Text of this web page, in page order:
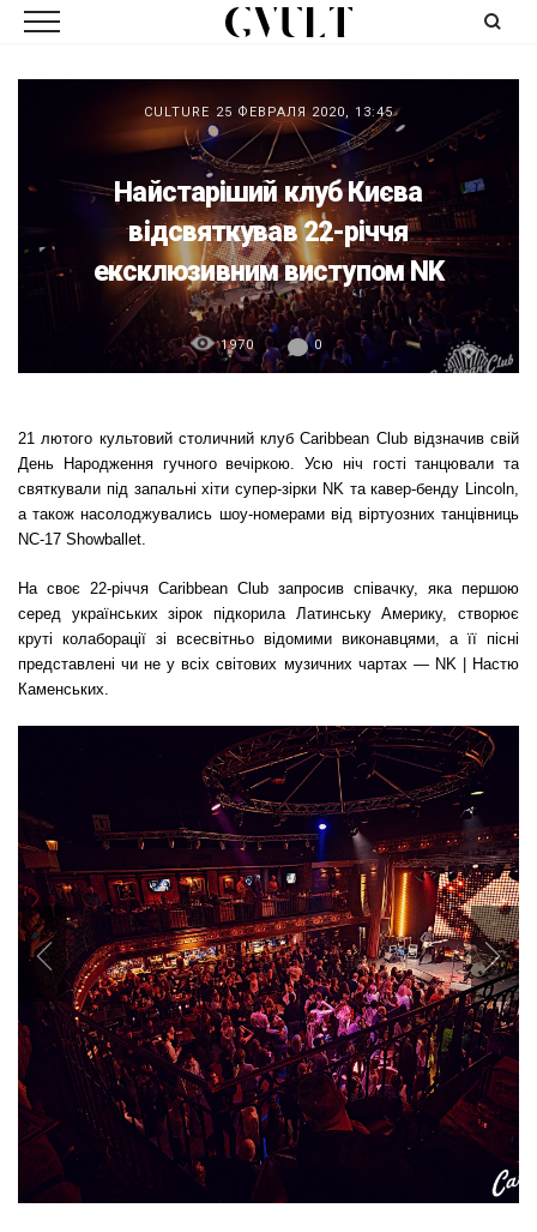
CULTURE 25 ФЕВРАЛЯ 2020, 13:45
Найстаріший клуб Києва
відсвяткував 22-річчя
ексклюзивним виступом NK
1970 0
21 лютого культовий столичний клуб Caribbean Club відзначив свій
День Народження гучного вечіркою. Усю ніч гості танцювали та
святкували під запальні хіти супер-зірки NK та кавер-бенду Lincoln,
а також насолоджувались шоу-номерами від віртуозних танцівниць
NC-17 Showballet.
На своє 22-річчя Caribbean Club запросив співачку, яка першою
серед українських зірок підкорила Латинську Америку, створює
круті колаборації зі всесвітньо відомими виконавцями, а її пісні
представлені чи не у всіх світових музичних чартах — NK | Настю
Каменських.
Previous